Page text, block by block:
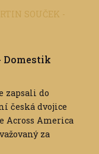
Domestik
zapsali do
česká dvojice
Across America
za